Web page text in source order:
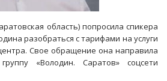
область) попросила спикера
разобраться с тарифами на услуги
Свое обращение она направила
«Володин. Саратов» соцсети